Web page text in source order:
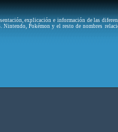
explicación e información de las
Nintendo, Pokémon y el resto de nombres